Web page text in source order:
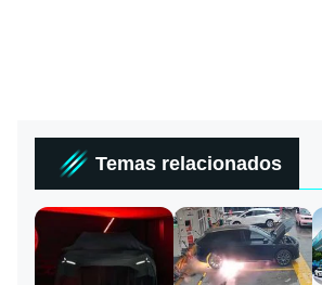
Temas relacionados